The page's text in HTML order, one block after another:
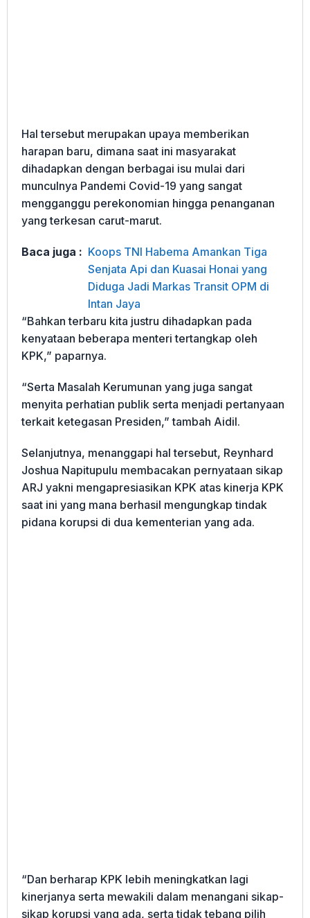
Hal tersebut merupakan upaya memberikan
harapan baru, dimana saat ini masyarakat
dihadapkan dengan berbagai isu mulai dari
munculnya Pandemi Covid-19 yang sangat
mengganggu perekonomian hingga penanganan
yang terkesan carut-marut.
Baca juga : Koops TNI Habema Amankan Tiga
Senjata Api dan Kuasai Honai yang
Diduga Jadi Markas Transit OPM di
Intan Jaya
“Bahkan terbaru kita justru dihadapkan pada
kenyataan beberapa menteri tertangkap oleh
KPK,” paparnya.
“Serta Masalah Kerumunan yang juga sangat
menyita perhatian publik serta menjadi pertanyaan
terkait ketegasan Presiden,” tambah Aidil.
Selanjutnya, menanggapi hal tersebut, Reynhard
Joshua Napitupulu membacakan pernyataan sikap
ARJ yakni mengapresiasikan KPK atas kinerja KPK
saat ini yang mana berhasil mengungkap tindak
pidana korupsi di dua kementerian yang ada.
“Dan berharap KPK lebih meningkatkan lagi
kinerjanya serta mewakili dalam menangani sikap-
sikap korupsi yang ada, serta tidak tebang pilih